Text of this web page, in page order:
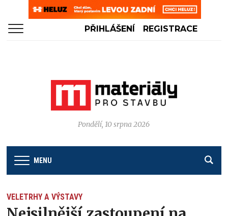
PŘIHLÁŠENÍ REGISTRACE
Pondělí, 10 srpna 2026
MENU
VELETRHY A VÝSTAVY